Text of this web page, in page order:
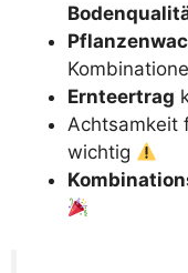
Ernteertrag
Achtsamkeit
wichtig